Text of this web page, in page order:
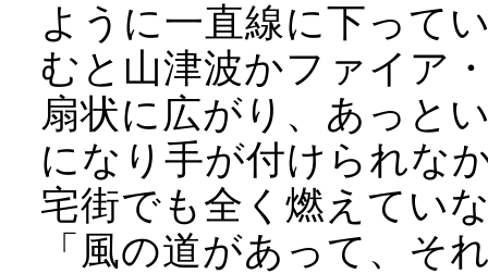
ように一直線に下って
むと山津波かファイア
扇状に広がり、あっと
になり手が付けられな
宅街でも全く燃えてい
「風の道があって、そ